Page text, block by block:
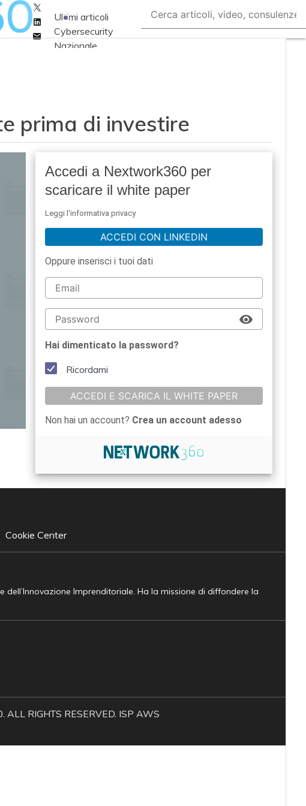
Linkedin
Email
Ultimi articoli
Cybersecurity
Nazionale
Soluzioni aziendali
Cultura cyber
analisi Cyber
sicurezza e privacy
Chi siamo
prima di investire
Accedi a Nextwork360 per
scaricare il white paper
Leggi l'informativa privacy
ACCEDI CON LINKEDIN
Oppure inserisci i tuoi dati
Hai dimenticato la password?
Ricordami
ACCEDI E SCARICA IL WHITE PAPER
Non hai un account? Crea un account adesso
Cookie Center
Imprenditoriale. Ha la missione di diffondere la
RIGHTS RESERVED. ISP AWS